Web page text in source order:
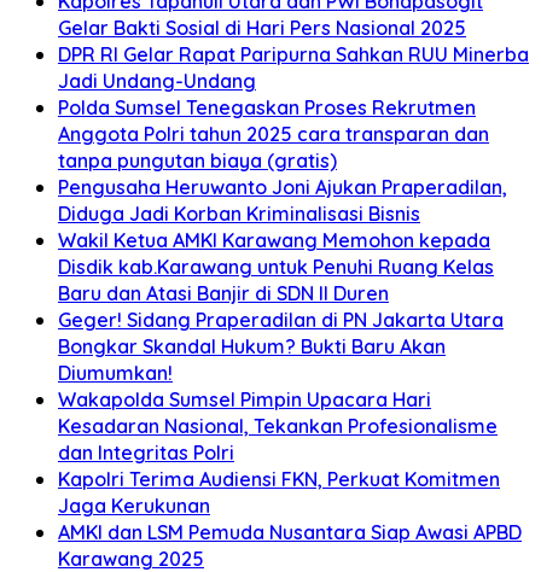
Gelar Bakti Sosial di Hari Pers Nasional 2025
DPR RI Gelar Rapat Paripurna Sahkan RUU Minerba
Jadi Undang-Undang
Polda Sumsel Tenegaskan Proses Rekrutmen
Anggota Polri tahun 2025 cara transparan dan
tanpa pungutan biaya (gratis)
Pengusaha Heruwanto Joni Ajukan Praperadilan,
Diduga Jadi Korban Kriminalisasi Bisnis
Wakil Ketua AMKI Karawang Memohon kepada
Disdik kab.Karawang untuk Penuhi Ruang Kelas
Baru dan Atasi Banjir di SDN II Duren
Geger! Sidang Praperadilan di PN Jakarta Utara
Bongkar Skandal Hukum? Bukti Baru Akan
Diumumkan!
Wakapolda Sumsel Pimpin Upacara Hari
Kesadaran Nasional, Tekankan Profesionalisme
dan Integritas Polri
Kapolri Terima Audiensi FKN, Perkuat Komitmen
Jaga Kerukunan
AMKI dan LSM Pemuda Nusantara Siap Awasi APBD
Karawang 2025